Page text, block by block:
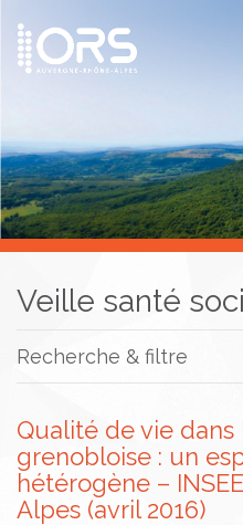
ORS Auvergne-
Publications
Documentation /
Veille santé
Recherche & filtre
Qualité de vie
grenobloise : un
hétérogène –
Alpes (avril 2016)